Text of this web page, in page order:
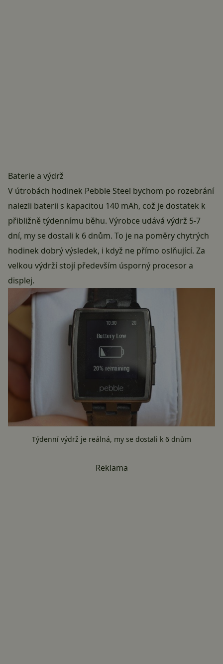
Baterie a výdrž
V útrobách hodinek Pebble Steel bychom po rozebrání
nalezli baterii s kapacitou 140 mAh, což je dostatek k
přibližně týdennímu běhu. Výrobce udává výdrž 5-7
dní, my se dostali k 6 dnům. To je na poměry chytrých
hodinek dobrý výsledek, i když ne přímo oslňující. Za
velkou výdrží stojí především úsporný procesor a
displej.
Týdenní výdrž je reálná, my se dostali k 6 dnům
Reklama